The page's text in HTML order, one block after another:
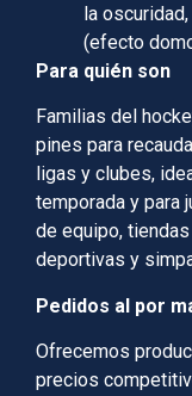
la
(efecto
Para quién son
Familias del
pines para
ligas y clubes,
temporada y para
de equipo,
deportivas y
Pedidos al por
Ofrecemos
precios